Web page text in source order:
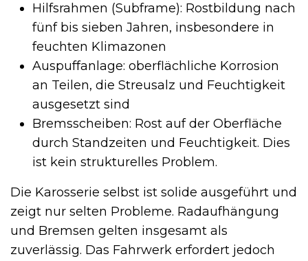
Hilfsrahmen (Subframe): Rostbildung nach
fünf bis sieben Jahren, insbesondere in
feuchten Klimazonen
Auspuffanlage: oberflächliche Korrosion
an Teilen, die Streusalz und Feuchtigkeit
ausgesetzt sind
Bremsscheiben: Rost auf der Oberfläche
durch Standzeiten und Feuchtigkeit. Dies
ist kein strukturelles Problem.
Die Karosserie selbst ist solide ausgeführt und
zeigt nur selten Probleme. Radaufhängung
und Bremsen gelten insgesamt als
zuverlässig. Das Fahrwerk erfordert jedoch